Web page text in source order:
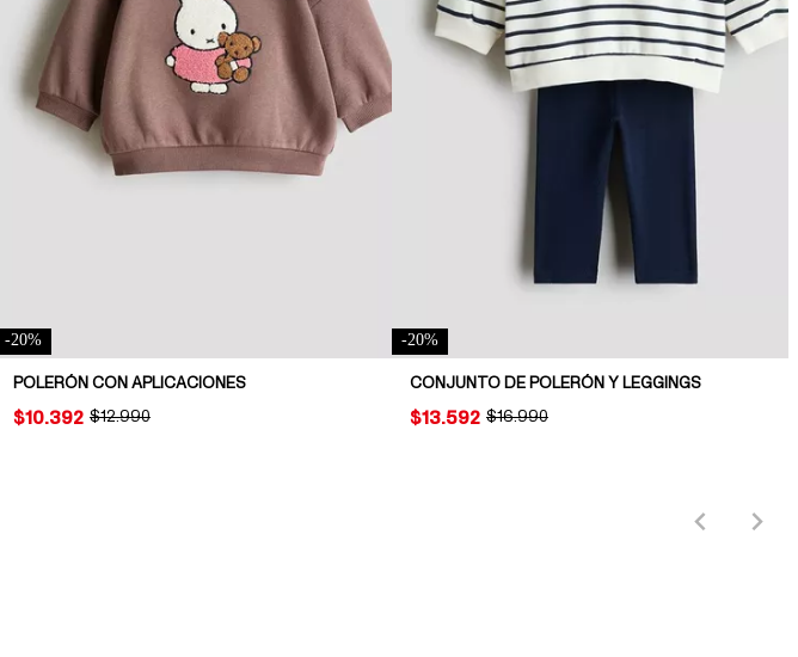
-20%
POLERÓN CON APLICACIONES
ORIGINAL PRICE:
$12.990
PRICE:
$10.392
-20%
CONJUNTO DE POLERÓN Y LEGGINGS
ORIGINAL PRICE:
$16.990
PRICE:
$13.592